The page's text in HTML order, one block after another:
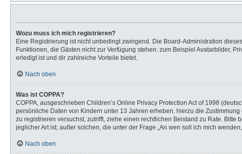
Wozu muss ich mich registrieren?
Eine Registrierung ist nicht unbedingt zwingend. Die Board-Administration
Funktionen, die Gästen nicht zur Verfügung stehen: zum Beispiel Avatarbilder,
erledigt ist und dir zahlreiche Vorteile bietet.
Nach oben
Was ist COPPA?
COPPA, ausgeschrieben Children’s Online Privacy Protection Act of 1998
persönliche Daten von Kindern unter 13 Jahren erheben, hierzu die
zu registrieren versuchst, zutrifft, ziehe einen rechtlichen Beistand zu Rate.
jeglicher Art ist; außer solchen, die unter der Frage „An wen soll ich mich
Nach oben